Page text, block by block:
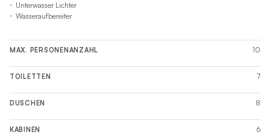
Unterwasser Lichter
Wasseraufbereiter
MAX. PERSONENANZAHL 10
TOILETTEN 7
DUSCHEN 8
KABINEN 6